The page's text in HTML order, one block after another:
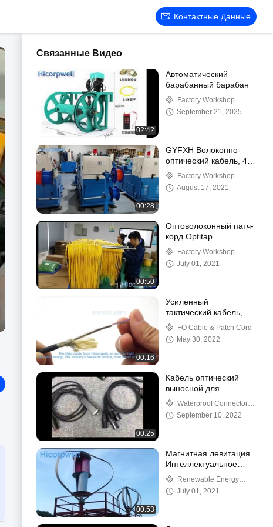
Контактные Данные
Связанные Видео
02:42
Автоматический
барабанный барабан
Factory Workshop
September 21, 2025
00:28
GYFXH Волоконно-
оптический кабель, 4
ядра, 4,5 мм,
одиночный режим,
небронированный, 30
Factory Workshop
August 17, 2021
00:50
Оптоволоконный патч-
корд Optitap
Factory Workshop
July 01, 2021
00:16
Усиленный
тактический кабель,
оптический 2/4/6/8 жил
с армированным
стекловолоконным
FO Cable & Patch Cord
May 30, 2022
00:25
Кабель оптический
выносной для
помещений и улицы,
одномодовый, с
разъемами, сборка 2,0
Waterproof Connectors
& FTTX Outdoor Cable
September 10, 2022
00:53
Магнитная левитация.
Интеллектуальное
применение
электроэнергии вне
сети. Энергия ветра.
Renewable Energy
VideoJuly 01, 2021